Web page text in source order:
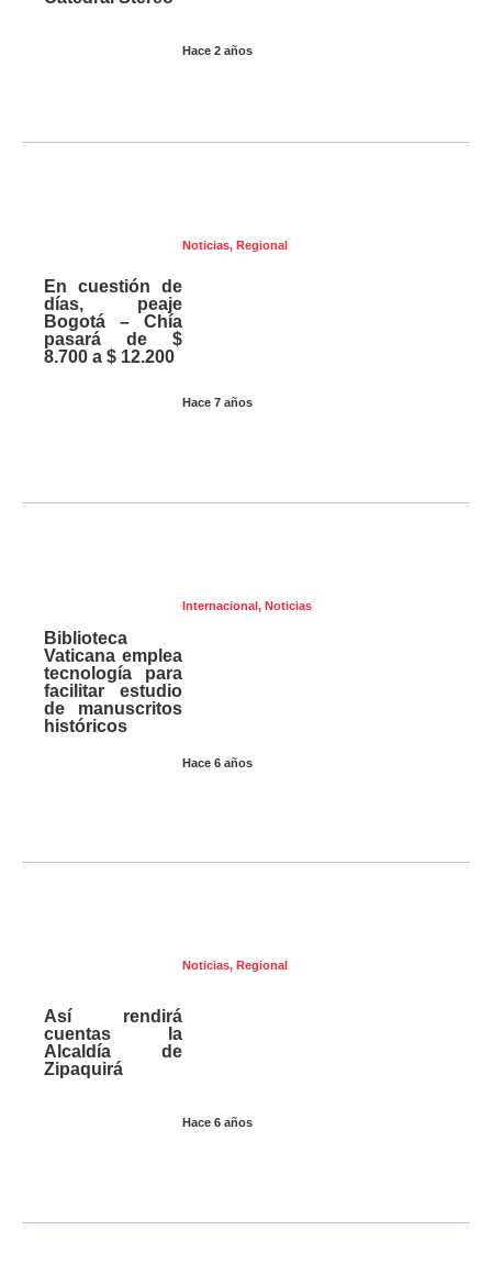
Hace 2 años
Noticias, Regional
Hace 7 años
En cuestión de
días, peaje
Bogotá – Chía
pasará de $
8.700 a $ 12.200
Internacional, Noticias
Hace 6 años
Biblioteca
Vaticana emplea
tecnología para
facilitar estudio
de manuscritos
históricos
Noticias, Regional
Hace 6 años
Así rendirá
cuentas la
Alcaldía de
Zipaquirá